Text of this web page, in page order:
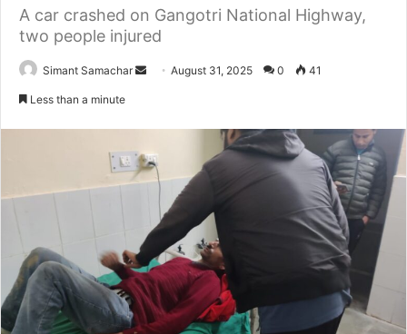
A car crashed on Gangotri National Highway,
two people injured
Simant Samachar
a
n
i
l
August 31, 2025 0 41
Less than a minute